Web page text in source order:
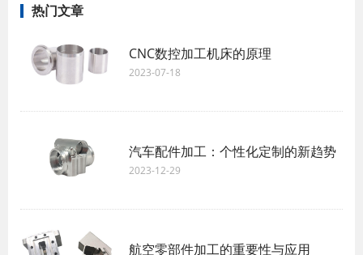
热门文章
CNC数控加工机床的原理
2023-07-18
汽车配件加工：个性化定制的新趋势
2023-12-29
航空零部件加工的重要性与应用